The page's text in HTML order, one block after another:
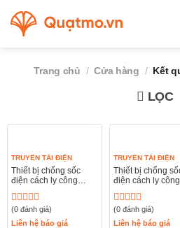
đến
Trang chủ / Cửa hàng / Kết
LỌC
TRUYỀN TẢI ĐIỆN
Thiết bị chống sốc
điện cách ly công
Được
xếp
(0 đánh giá)
Liên hệ báo giá
TRUYỀN TẢI ĐIỆN
Thiết bị chống
điện cách ly công
Được
xếp
(0 đánh giá)
Liên hệ báo giá